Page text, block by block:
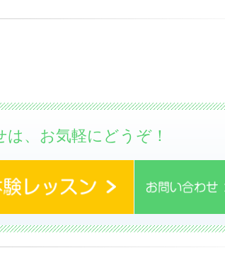
、お気軽にどうぞ！